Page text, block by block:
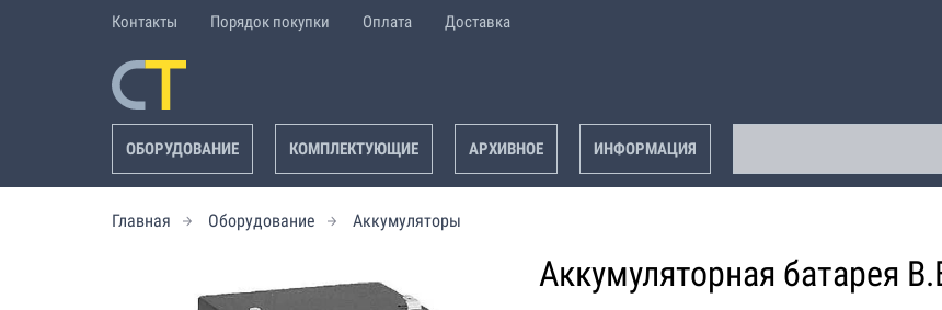
Контакты Порядок покупки Оплата Доставка
ОБОРУДОВАНИЕ КОМПЛЕКТУЮЩИЕ АРХИВНОЕ ИНФОРМАЦИЯ
Главная Оборудование Аккумуляторы
Аккумуляторная батарея